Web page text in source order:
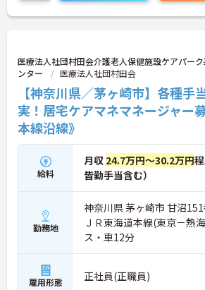
医療法人社団村田会介護老人保健施設ケアパー
ンター
医療法人社団村田会
【神奈川県／茅ヶ崎市】各種手
実！居宅ケアマネマネージャー
本線沿線》
給料
月収 24.7万円～30.2万円
皆勤手当含む）
勤務地
神奈川県 茅ヶ崎市 甘沼
ＪＲ東海道本線(東京－熱
ス・車12分
雇用形態 正社員(正職員)